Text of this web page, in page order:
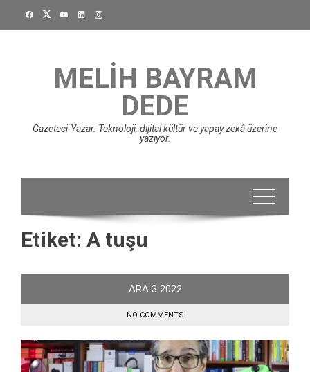
MELIH BAYRAM
DEDE
Gazeteci-Yazar. Teknoloji, dijital kültür ve yapay zekâ üzerine
yazıyor.
Etiket: A tuşu
ARA 3 2022
NO COMMENTS